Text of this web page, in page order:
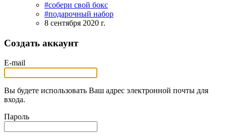
#собери свой бокс
#подарочный набор
8 сентября 2020 г.
Создать аккаунт
E-mail
Вы будете использовать Ваш адрес электронной почты для
входа.
Пароль